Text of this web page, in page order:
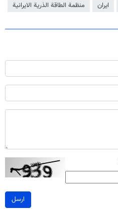
ايران منظمة الطاقة الذرية الايرانية
ارسل